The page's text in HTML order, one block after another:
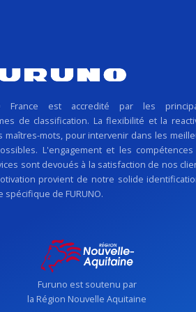
France est accredité par les
de classification. La flexibilité et la
maîtres-mots, pour intervenir dans les
L'engagement et les
sont devoués à la satisfaction de nos
provient de notre solide
spécifique de FURUNO.
Furuno est soutenu par
la Région Nouvelle Aquitaine